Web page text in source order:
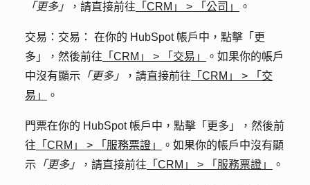
「更多」
，請直接前往 「CRM」 > 「公司」 。
交易： 交易： 在你的 HubSpot 帳戶中，點擊 「更
多」
，然後前往 「CRM」 > 「交易」
。如果你的帳戶
中沒有顯示 「更多」 ，請直接前往 「CRM」 >
「交
易」
。
門票在你的 HubSpot 帳戶中，點擊 「更多」
，然後前
往 「CRM」 > 「服務票證」
。如果你的帳戶中沒有顯
示 「更多」 ，請直接前往 「CRM」 > 「服務票證」 。